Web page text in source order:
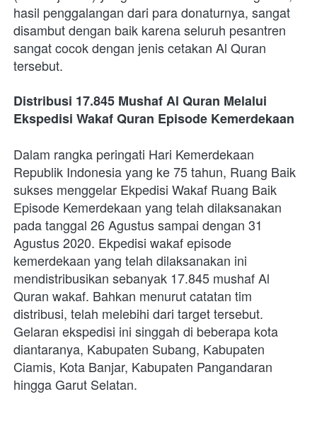
hasil penggalangan dari para donaturnya, sangat
disambut dengan baik karena seluruh pesantren
sangat cocok dengan jenis cetakan Al Quran
tersebut.
Distribusi 17.845 Mushaf Al Quran Melalui
Ekspedisi Wakaf Quran Episode Kemerdekaan
Dalam rangka peringati Hari Kemerdekaan
Republik Indonesia yang ke 75 tahun, Ruang Baik
sukses menggelar Ekpedisi Wakaf Ruang Baik
Episode Kemerdekaan yang telah dilaksanakan
pada tanggal 26 Agustus sampai dengan 31
Agustus 2020. Ekpedisi wakaf episode
kemerdekaan yang telah dilaksanakan ini
mendistribusikan sebanyak 17.845 mushaf Al
Quran wakaf. Bahkan menurut catatan tim
distribusi, telah melebihi dari target tersebut.
Gelaran ekspedisi ini singgah di beberapa kota
diantaranya, Kabupaten Subang, Kabupaten
Ciamis, Kota Banjar, Kabupaten Pangandaran
hingga Garut Selatan.